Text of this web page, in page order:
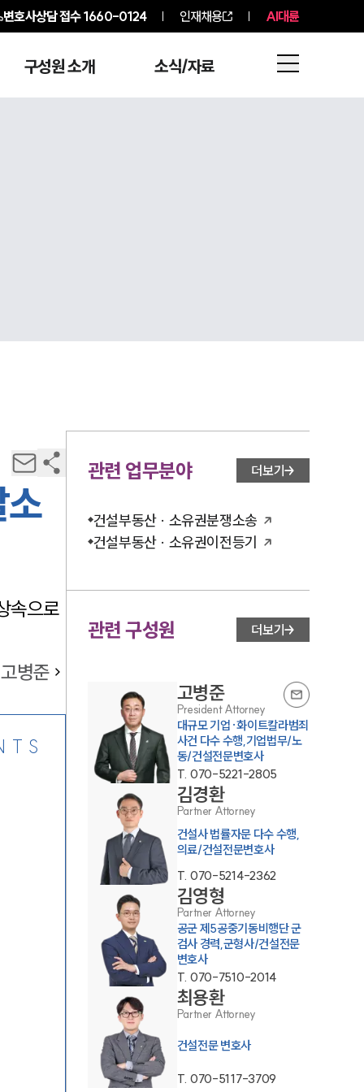
변호사상담 접수1660-0124 인재채용 AI대륜
구성원 소개 소식/자료
속으로
고병준
관련 업무분야 더보기
건설부동산 · 소유권분쟁소송
건설부동산 · 소유권이전등기
관련 구성원 더보기
고병준
President Attorney
대규모 기업·화이트칼라범죄
사건 다수 수행,기업법무/노
동/건설전문변호사
T. 070-5221-2805
김경환
Partner Attorney
건설사 법률자문 다수 수행,
의료/건설전문변호사
T. 070-5214-2362
김영형
Partner Attorney
공군 제5공중기동비행단 군
검사 경력,군형사/건설전문
변호사
T. 070-7510-2014
최용환
Partner Attorney
건설전문 변호사
T. 070-5117-3709